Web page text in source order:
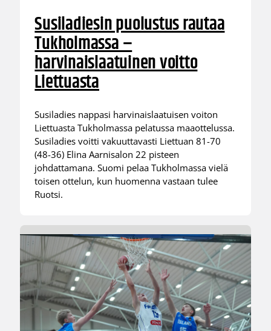
Susiladiesin puolustus rautaa
Tukholmassa –
harvinaislaatuinen voitto
Liettuasta
Susiladies nappasi harvinaislaatuisen voiton
Liettuasta Tukholmassa pelatussa maaottelussa.
Susiladies voitti vakuuttavasti Liettuan 81-70
(48-36) Elina Aarnisalon 22 pisteen
johdattamana. Suomi pelaa Tukholmassa vielä
toisen ottelun, kun huomenna vastaan tulee
Ruotsi.